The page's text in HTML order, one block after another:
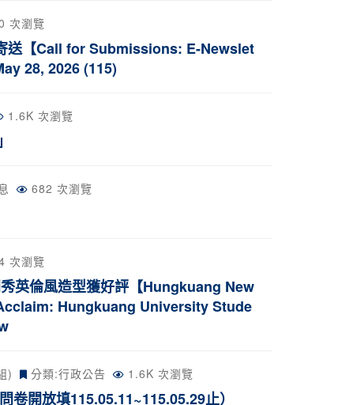
次瀏覽
送【Call for Submissions: E-Newslet
28, 2026 (115)
1.6K 次瀏覽
682 次瀏覽
次瀏覽
英倫風造型獲好評【Hungkuang New
Hungkuang University Stude
) 分類:行政公告 1.6K 次瀏覽
開放填115.05.11~115.05.29止）